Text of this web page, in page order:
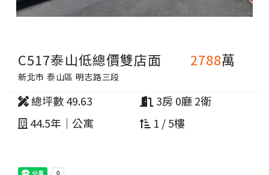
C517泰山低總價雙店面
新北市 泰山區 明志路三段
2788萬
總坪數 49.63
3房 0廳 2衛
44.5年｜公寓
1 / 5樓